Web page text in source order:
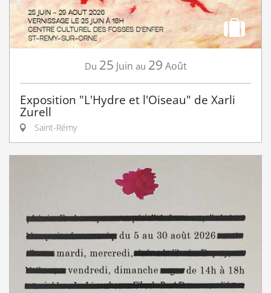
Du 25 Juin au 29 Août
Exposition "L'Hydre et l'Oiseau" de Xarli
Zurell
Saint-Rémy